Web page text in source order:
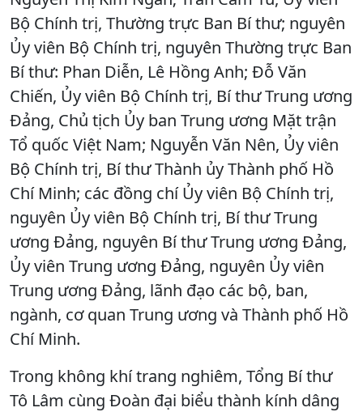
Bộ Chính trị, Thường trực Ban Bí thư; nguyên
Ủy viên Bộ Chính trị, nguyên Thường trực Ban
Bí thư: Phan Diễn, Lê Hồng Anh; Đỗ Văn
Chiến, Ủy viên Bộ Chính trị, Bí thư Trung ương
Đảng, Chủ tịch Ủy ban Trung ương Mặt trận
Tổ quốc Việt Nam; Nguyễn Văn Nên, Ủy viên
Bộ Chính trị, Bí thư Thành ủy Thành phố Hồ
Chí Minh; các đồng chí Ủy viên Bộ Chính trị,
nguyên Ủy viên Bộ Chính trị, Bí thư Trung
ương Đảng, nguyên Bí thư Trung ương Đảng,
Ủy viên Trung ương Đảng, nguyên Ủy viên
Trung ương Đảng, lãnh đạo các bộ, ban,
ngành, cơ quan Trung ương và Thành phố Hồ
Chí Minh.
Trong không khí trang nghiêm, Tổng Bí thư
Tô Lâm cùng Đoàn đại biểu thành kính dâng